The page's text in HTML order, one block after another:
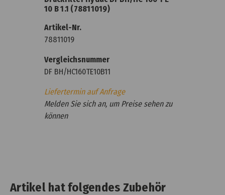
Artikel hat folgendes Zubehör
10 B 1.1 (78811019)
Artikel-Nr.
78811019
Vergleichsnummer
DF BH/HC160TE10B11
Liefertermin auf Anfrage
Melden Sie sich an, um Preise sehen zu
können